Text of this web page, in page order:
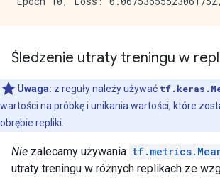
Śledzenie utraty treningu w
Uwaga: z reguły należy używać
wartości na próbkę i unikania wartości, które
obrębie repliki.
Nie zalecamy używania
utraty treningu w różnych replikach ze